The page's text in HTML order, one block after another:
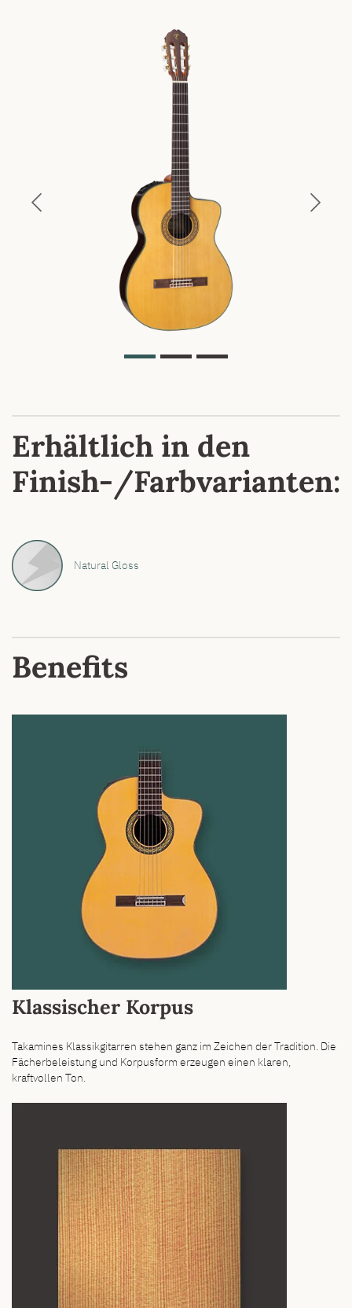
Previous Next
Erhältlich in den
Finish-/Farbvarianten:
Natural Gloss
Benefits
Klassischer Korpus
Takamines Klassikgitarren stehen ganz im Zeichen der Tradition. Die
Fächerbeleistung und Korpusform erzeugen einen klaren,
kraftvollen Ton.